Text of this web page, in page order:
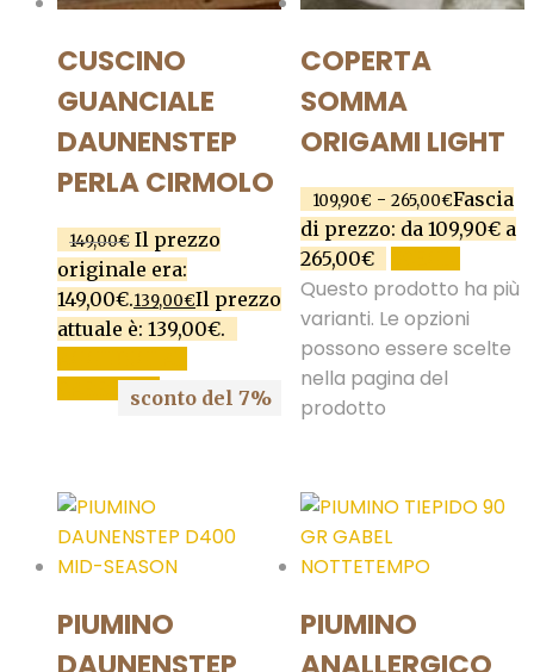
CUSCINO
GUANCIALE
DAUNENSTEP
PERLA CIRMOLO
149,00€ Il prezzo
originale era:
149,00€.139,00€Il prezzo
attuale è: 139,00€.
CARRELLOsconto del 7%
COPERTA
SOMMA
ORIGAMI LIGHT
109,90€ - 265,00€Fascia
di prezzo: da 109,90€ a
265,00€
Questo prodotto ha più
varianti. Le opzioni
possono essere scelte
nella pagina del
prodotto
PIUMINO
PIUMINO